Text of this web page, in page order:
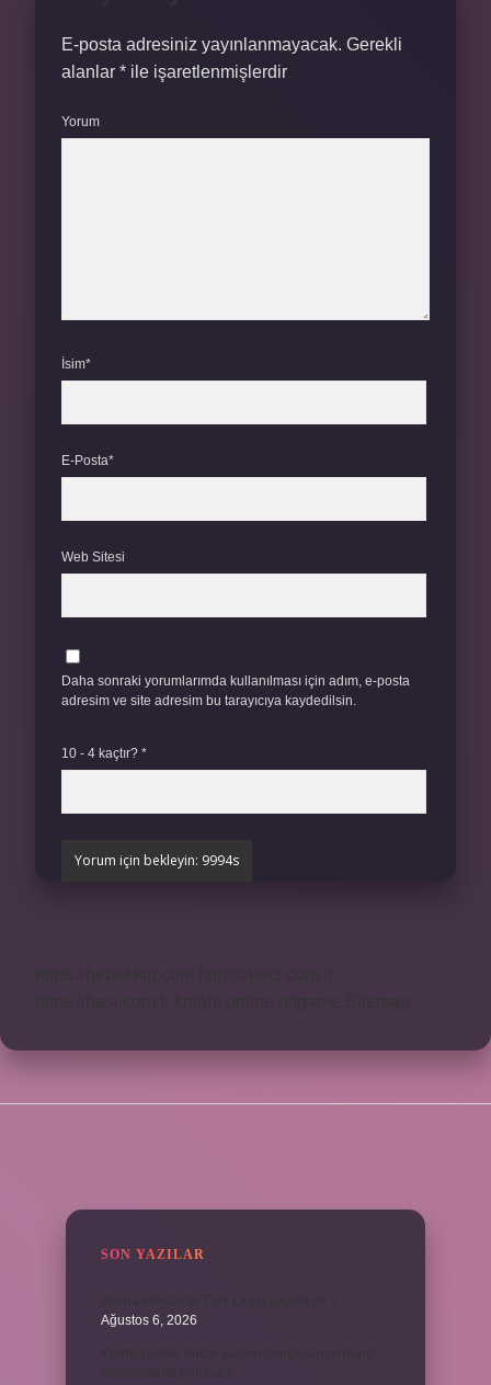
E-posta adresiniz yayınlanmayacak. Gerekli
alanlar * ile işaretlenmişlerdir
Yorum
İsim*
E-Posta*
Web Sitesi
Daha sonraki yorumlarımda kullanılması için adım, e-posta
adresim ve site adresim bu tarayıcıya kaydedilsin.
10 - 4 kaçtır? *
SON YAZILAR
Ağustos 6, 2026